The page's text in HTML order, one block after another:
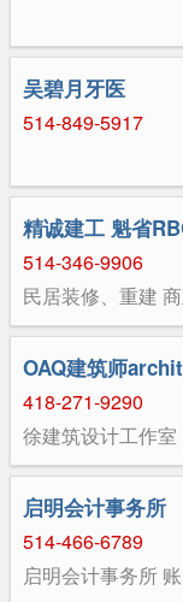
吴碧月牙医
514-849-5917
精诚建工 魁省
514-346-9906
民居装修、重建
OAQ建筑师
418-271-9290
徐建筑设计工作
项目设计，拥有
我们提供从可行
批到施工配合的全
目，并办理用地
面符合建筑与市
我们都能为您量
启明会计事务所
514-466-6789
启明会计事务所